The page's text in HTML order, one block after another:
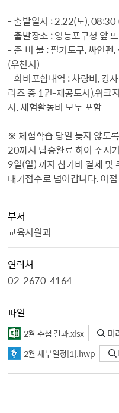
-출발일시 : 2.22(토), 08:30
-출발장소 : 영등포구청 앞
-준 비 물 : 필기도구, 싸인펜
(우천시)
- 회비포함내역 : 차량비, 강
리즈 중 1권-제공도서),워크
사, 체험활동비 모두 포함
※ 체험학습 당일 늦지 않도
20까지 탑승완료 하여 주시
9일(일) 까지 참가비 결제 및
대기접수로 넘어갑니다. 이
부서
교육지원과
연락처
02-2670-4164
파일
2월 추첨 결과.xlsx
미
2월 세부일정[1].hwp